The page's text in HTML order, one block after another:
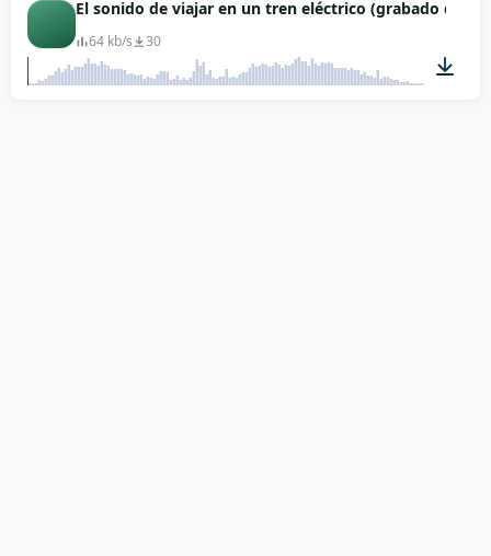
El sonido de viajar en un tren eléctrico (grabado
64 kb/s 30